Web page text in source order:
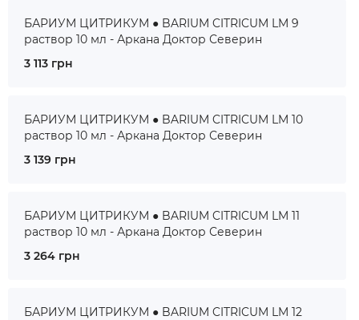
БАРИУМ ЦИТРИКУМ ● BARIUM CITRICUM LM 9
раствор 10 мл - Аркана Доктор Северин
3 113 грн
БАРИУМ ЦИТРИКУМ ● BARIUM CITRICUM LM 10
раствор 10 мл - Аркана Доктор Северин
3 139 грн
БАРИУМ ЦИТРИКУМ ● BARIUM CITRICUM LM 11
раствор 10 мл - Аркана Доктор Северин
3 264 грн
БАРИУМ ЦИТРИКУМ ● BARIUM CITRICUM LM 12